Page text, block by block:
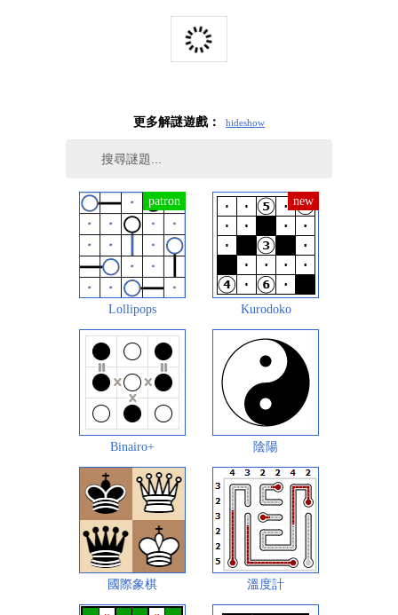
更多解謎遊戲： hideshow
Lollipops Kurodoko
Binairo+ 陰陽
國際象棋 溫度計